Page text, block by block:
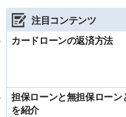
注目コンテンツ
カードローンの返済方法
担保ローンと無担保ロー
を紹介